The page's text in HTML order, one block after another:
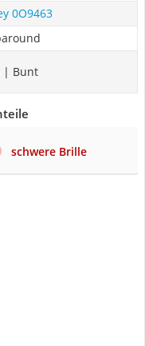
0O9463
| Bunt
schwere Brille